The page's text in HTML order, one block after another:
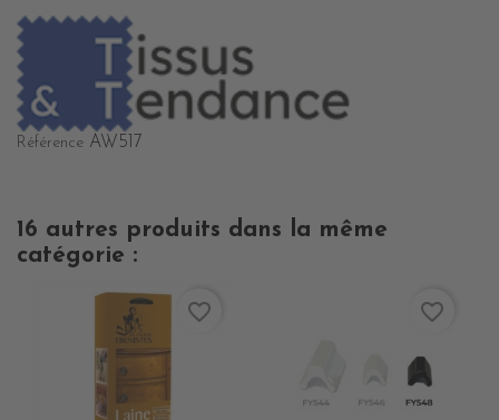
Référence AW517
16 autres produits dans la même
catégorie :
favorite_border favorite_border